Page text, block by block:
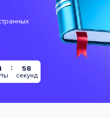
57
секунд